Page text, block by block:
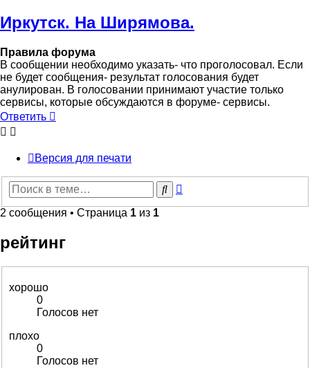
Иркутск. На Ширямова.
Правила форума
В сообщении необходимо указать- что проголосовал. Если
не будет сообщения- результат голосования будет
анулирован. В голосовании принимают участие только
сервисы, которые обсуждаются в форуме- сервисы.
Ответить
Версия для печати
Поиск
2 сообщения • Страница 1 из 1
рейтинг
хорошо
0
Голосов нет
плохо
0
Голосов нет